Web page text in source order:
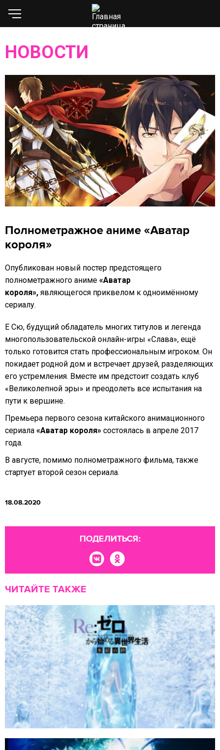
НОВОСТИ
Полнометражное аниме «Аватар
короля»
Опубликован новый постер предстоящего
полнометражного аниме «Аватар
короля», являющегося приквелом к одноимённому
сериалу.
Е Сю, будущий обладатель многих титулов и легенда
многопользовательской онлайн-игры «Слава», ещё
только готовится стать профессиональным игроком. Он
покидает родной дом и встречает друзей, разделяющих
его устремления. Вместе им предстоит создать клуб
«Великолепной эры» и преодолеть все испытания на
пути к вершине.
Премьера первого сезона китайского анимационного
сериала «Аватар короля» состоялась в апреле 2017
года.
В августе, помимо полнометражного фильма, также
стартует второй сезон сериала.
18.08.2020
ПОДЕЛИТЬСЯ:
ЧИТАЙТЕ ТАКЖЕ